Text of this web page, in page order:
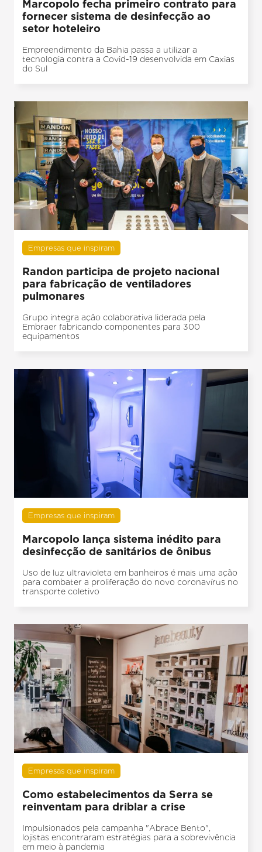
Marcopolo fecha primeiro contrato para
fornecer sistema de desinfecção ao
setor hoteleiro
Empreendimento da Bahia passa a utilizar a
tecnologia contra a Covid-19 desenvolvida em Caxias
do Sul
Empresas que inspiram
Randon participa de projeto nacional
para fabricação de ventiladores
pulmonares
Grupo integra ação colaborativa liderada pela
Embraer fabricando componentes para 300
equipamentos
Empresas que inspiram
Marcopolo lança sistema inédito para
desinfecção de sanitários de ônibus
Uso de luz ultravioleta em banheiros é mais uma ação
para combater a proliferação do novo coronavírus no
transporte coletivo
Empresas que inspiram
Como estabelecimentos da Serra se
reinventam para driblar a crise
Impulsionados pela campanha "Abrace Bento",
lojistas encontraram estratégias para a sobrevivência
em meio à pandemia